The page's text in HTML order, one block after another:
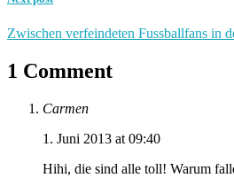
Zwischen verfeindeten Fussballfans in
1 Comment
Carmen
1. Juni 2013 at 09:40
Hihi, die sind alle toll! Warum